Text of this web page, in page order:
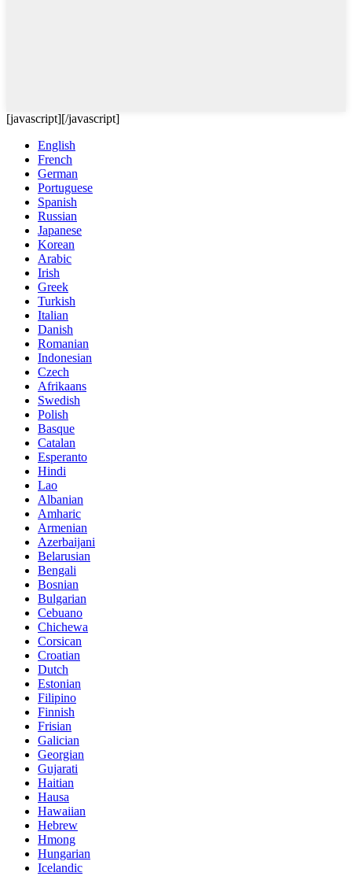
[javascript][/javascript]
English
French
German
Portuguese
Spanish
Russian
Japanese
Korean
Arabic
Irish
Greek
Turkish
Italian
Danish
Romanian
Indonesian
Czech
Afrikaans
Swedish
Polish
Basque
Catalan
Esperanto
Hindi
Lao
Albanian
Amharic
Armenian
Azerbaijani
Belarusian
Bengali
Bosnian
Bulgarian
Cebuano
Chichewa
Corsican
Croatian
Dutch
Estonian
Filipino
Finnish
Frisian
Galician
Georgian
Gujarati
Haitian
Hausa
Hawaiian
Hebrew
Hmong
Hungarian
Icelandic